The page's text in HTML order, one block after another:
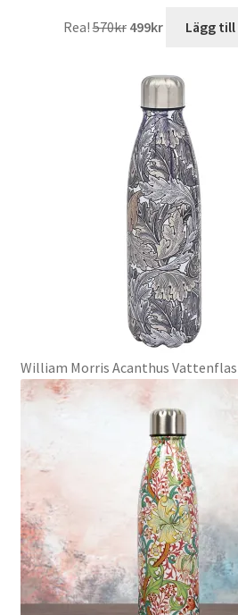
Rea!570kr
ursprungliga
var:
570kr.
499kr
nuvarande
är:
499kr.
Lägg
William Morris Acanthus